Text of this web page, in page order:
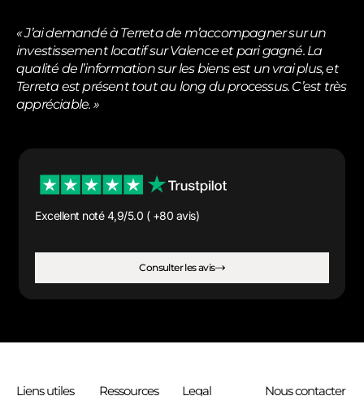
« J’ai demandé à Terreta de m’accompagner sur un
investissement locatif sur Valence et pari gagné. La
qualité de l’information sur les biens est un vrai plus, et
Terreta est présent tout au long du processus. C’est très
appréciable. »
Excellent noté 4,9/5.0 ( +80 avis)
Consulter les avis
Liens utiles Ressources Legal Nous contacter